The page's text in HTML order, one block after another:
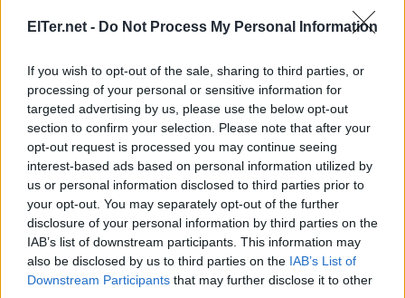
ElTer.net - Do Not Process My Personal Information
If you wish to opt-out of the sale, sharing to third parties, or
processing of your personal or sensitive information for
targeted advertising by us, please use the below opt-out
section to confirm your selection. Please note that after your
opt-out request is processed you may continue seeing
interest-based ads based on personal information utilized by
us or personal information disclosed to third parties prior to
your opt-out. You may separately opt-out of the further
disclosure of your personal information by third parties on the
IAB’s list of downstream participants. This information may
also be disclosed by us to third parties on the IAB’s List of
Downstream Participants that may further disclose it to other